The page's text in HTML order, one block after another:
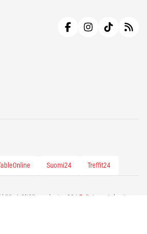
TableOnline Suomi24 Treffit24